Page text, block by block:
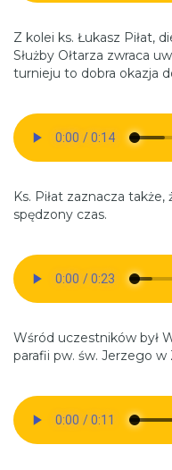
Z kolei ks. Łukasz Piłat,
Służby Ołtarza zwraca
turnieju to dobra okazja
Ks. Piłat zaznacza
spędzony czas.
Wśród uczestników był
parafii pw. św. Jerzego w